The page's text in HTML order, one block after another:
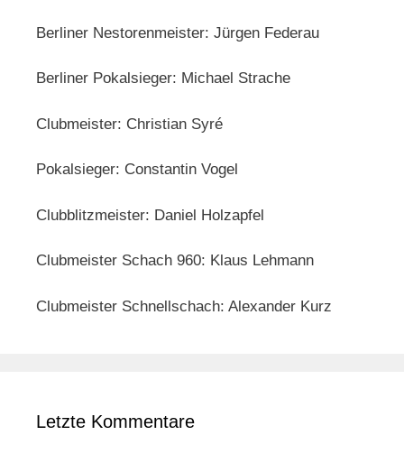
Berliner Nestorenmeister: Jürgen Federau
Berliner Pokalsieger: Michael Strache
Clubmeister: Christian Syré
Pokalsieger: Constantin Vogel
Clubblitzmeister: Daniel Holzapfel
Clubmeister Schach 960: Klaus Lehmann
Clubmeister Schnellschach: Alexander Kurz
Letzte Kommentare